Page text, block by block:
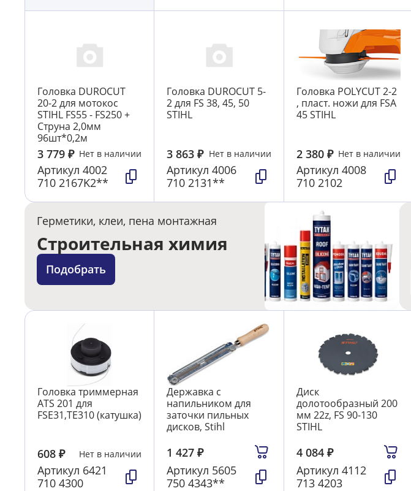
Головка DUROCUT
20-2 для мотокос
STIHL FS55 - FS250 +
Струна 2,0мм
96шт*0,2м
3 779 ₽ Нет в наличии
Артикул 4002
710 2167K2**
Головка DUROCUT 5-
2 для FS 38, 45, 50
STIHL
3 863₽ Нет в наличии
Артикул4006
710 2131**
Головка POLYCUT 2-2
, пласт. ножи для FSA
45 STIHL
2 380 ₽ Нет в наличии
Артикул 4008
710 2102
Герметики, клеи, пена монтажная
Строительная химия
Подобрать
Головка триммерная
ATS 201 для
FSE31,TE310 (катушка)
608 ₽ Нет в наличии
Артикул 6421
710 4300
Державка с
напильником для
заточки пильных
дисков, Stihl
1 427₽
Артикул 5605
750 4343**
Диск
долотообразный 200
мм 22z, FS 90-130
STIHL
4 084 ₽
Артикул 4112
713 4203